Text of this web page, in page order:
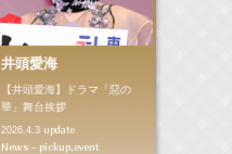
井頭愛海
【井頭愛海】ドラマ「惡の
華」舞台挨拶
2026.4.3update
News - pickup,event